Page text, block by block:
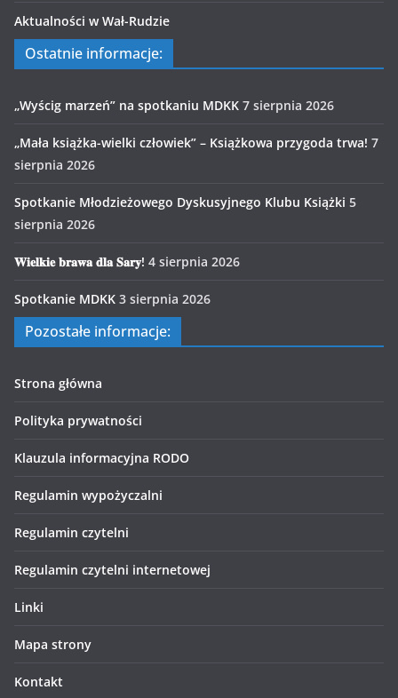
Aktualności w Wał-Rudzie
Ostatnie informacje:
„Wyścig marzeń” na spotkaniu MDKK 7 sierpnia 2026
„Mała książka-wielki człowiek” – Książkowa przygoda trwa! 7
sierpnia 2026
Spotkanie Młodzieżowego Dyskusyjnego Klubu Książki 5
sierpnia 2026
𝐖𝐢𝐞𝐥𝐤𝐢𝐞 𝐛𝐫𝐚𝐰𝐚 𝐝𝐥𝐚 𝐒𝐚𝐫𝐲! 4 sierpnia 2026
Spotkanie MDKK 3 sierpnia 2026
Pozostałe informacje:
Strona główna
Polityka prywatności
Klauzula informacyjna RODO
Regulamin wypożyczalni
Regulamin czytelni
Regulamin czytelni internetowej
Linki
Mapa strony
Kontakt